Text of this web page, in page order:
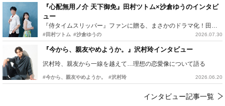
『心配無用ノ介 天下御免』田村ツトム×沙倉ゆうのインタビ
ュー
『侍タイムスリッパー』ファンに贈る、まさかのドラマ化！田村ツトム×沙倉ゆうのが語る『心配無用ノ介』撮影秘話
#田村ツトム #沙倉ゆうの 2026.07.30
『今から、親友やめようか。』沢村玲インタビュー
沢村玲、親友から一線を越えて…理想の恋愛像について語る
#今から、親友やめようか。 #沢村玲 2026.06.20
インタビュー記事一覧